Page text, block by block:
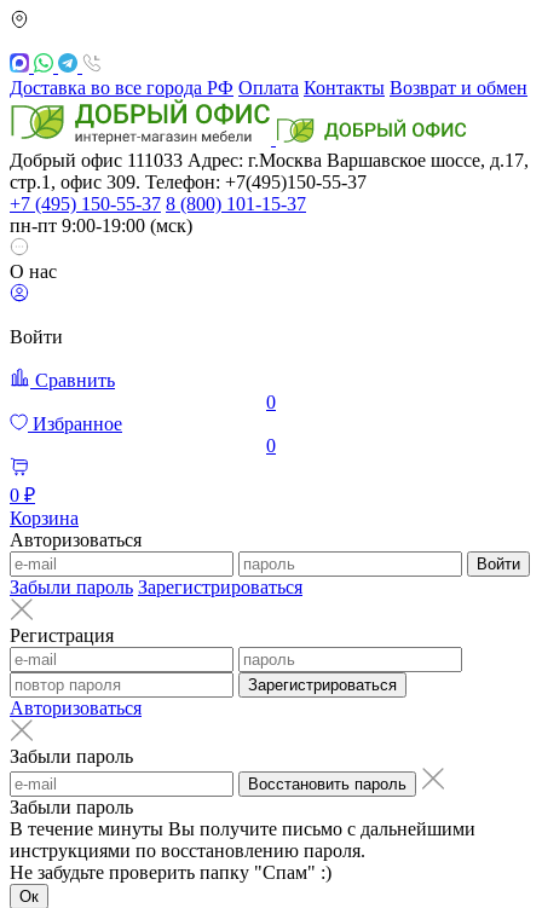
Доставка во все города РФ Оплата Контакты Возврат и обмен
Добрый офис 111033 Адрес: г.Москва Варшавское шоссе, д.17,
стр.1, офис 309. Телефон: +7(495)150-55-37
+7 (495) 150-55-37 8 (800) 101-15-37
пн-пт 9:00-19:00 (мск)
О нас
Войти
Сравнить
0
Избранное
0
0 ₽
Корзина
Авторизоваться
Войти
Забыли пароль Зарегистрироваться
Регистрация
Зарегистрироваться
Авторизоваться
Забыли пароль
Восстановить пароль
Забыли пароль
В течение минуты Вы получите письмо с дальнейшими
инструкциями по восстановлению пароля.
Не забудьте проверить папку "Спам" :)
Ок